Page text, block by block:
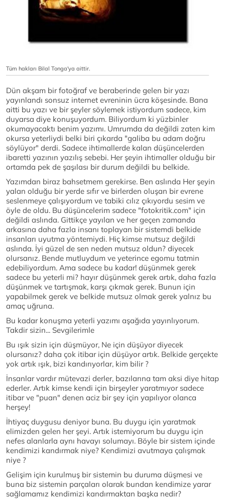
Tüm hakları Bilal Tonga'ya aittir.
Dün akşam bir fotoğraf ve beraberinde gelen bir yazı
yayınlandı sonsuz internet evreninin ücra köşesinde. Bana
aitti bu yazı ve bir şeyler söylemek istiyordum sadece, kim
duyarsa diye konuşuyordum. Biliyordum ki yüzbinler
okumayacaktı benim yazımı. Umrumda da değildi zaten kim
okursa yeterliydi belki biri çıkarda "galiba bu adam doğru
söylüyor" derdi. Sadece ihtimallerde kalan düşüncelerden
ibaretti yazının yazılış sebebi. Her şeyin ihtimaller olduğu bir
ortamda pek de şaşılası bir durum değildi bu belkide.
Yazımdan biraz bahsetmem gerekirse. Ben aslında Her şeyin
yalan olduğu bir yerde sıfır ve birlerden oluşan bir evrene
seslenmeye çalışıyordum ve tabiki cılız çıkıyordu sesim ve
öyle de oldu. Bu düşüncelerim sadece "fotokritik.com" için
değildi aslında. Gittikçe yayılan ve her geçen zamanda
arkasına daha fazla insanı toplayan bir sistemdi belkide
insanları uyutma yöntemiydi. Hiç kimse mutsuz değildi
aslında. İyi güzel de sen neden mutsuz oldun? diyecek
olursanız. Bende mutluydum ve yeterince egomu tatmin
edebiliyordum. Ama sadece bu kadar! düşünmek gerek
sadece bu yeterli mi? hayır düşünmek gerek artık, daha fazla
düşünmek ve tartışmak, karşı çıkmak gerek. Bunun için
yapabilmek gerek ve belkide mutsuz olmak gerek yalnız bu
amaç uğruna.
Bu kadar konuşma yeterli yazımı aşağıda yayınlıyorum.
Takdir sizin... Sevgilerimle
Bu ışık sizin için düşmüyor, Ne için düşüyor diyecek
olursanız? daha çok itibar için düşüyor artık. Belkide gerçekte
yok artık ışık, bizi kandırıyorlar, kim bilir ?
İnsanlar vardır mütevazi derler, bazılarına tam aksi diye hitap
ederler. Artık kimse kendi için birşeyler yaratmıyor sadece
itibar ve "puan" denen aciz bir şey için yapılıyor olanca
herşey!
İhtiyaç duygusu deniyor buna. Bu duygu için yaratmak
elimizden gelen her şeyi. Artık istemiyorum bu duygu için
nefes alanlarla aynı havayı solumayı. Böyle bir sistem içinde
kendimizi kandırmak niye? Kendimizi avutmaya çalışmak
niye ?
Gelişim için kurulmuş bir sistemin bu duruma düşmesi ve
buna biz sistemin parçaları olarak bundan kendimize yarar
sağlamamız kendimizi kandırmaktan başka nedir?